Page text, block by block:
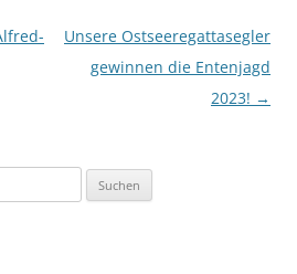
Unsere Ostseeregattasegler
gewinnen die Entenjagd
2023! →